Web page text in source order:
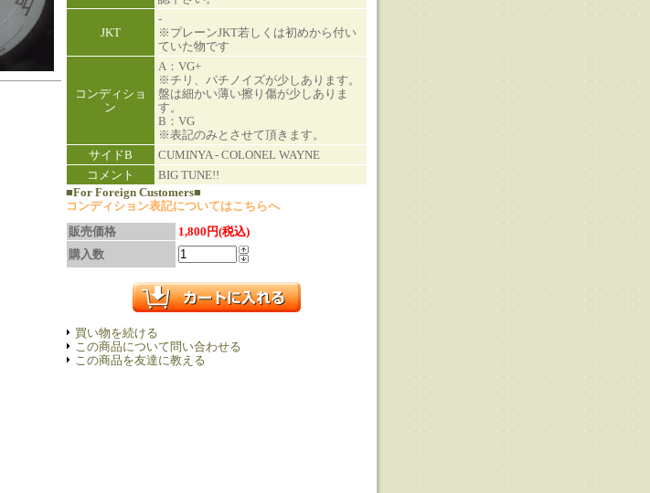
JKT
-
※プレーンJKT若しくは初めから付い
ていた物です
コンディショ
ン
A：VG+
※チリ、パチノイズが少しあります。
盤は細かい薄い擦り傷が少しありま
す。
B：VG
※表記のみとさせて頂きます。
サイドB
CUMINYA - COLONEL WAYNE
コメント
BIG TUNE!!
■For Foreign Customers■
コンディション表記についてはこちらへ
販売価格
1,800円(税込)
購入数
買い物を続ける
この商品について問い合わせる
この商品を友達に教える